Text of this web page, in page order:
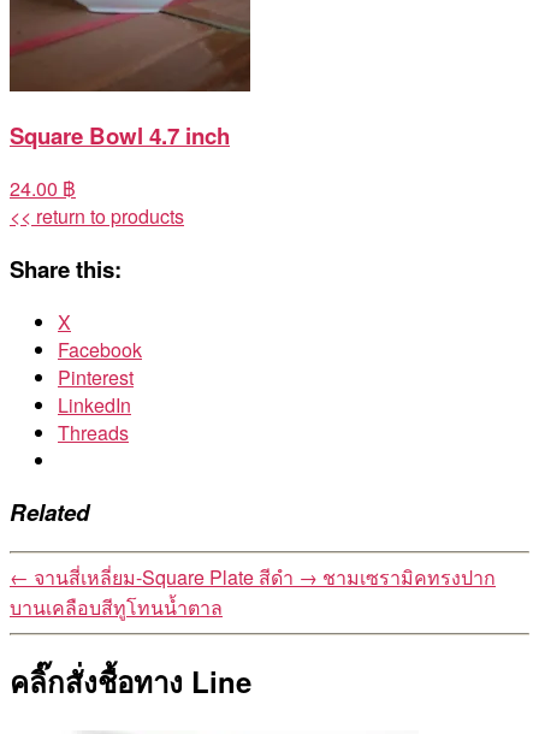
Square Bowl 4.7 inch
24.00 ฿
<< return to products
Share this:
X
Facebook
Pinterest
LinkedIn
Threads
Related
← จานสี่เหลี่ยม-Square Plate สีดำ → ชามเซรามิคทรงปาก
บานเคลือบสีทูโทนน้ำตาล
คลิ๊กสั่งชื้อทาง Line